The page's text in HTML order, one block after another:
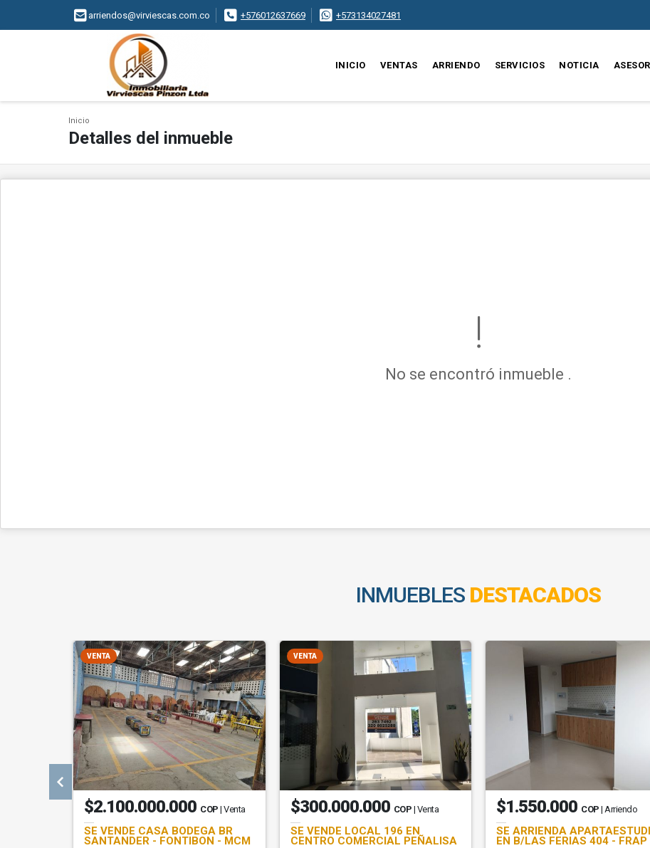
arriendos@virviescas.com.co +576012637669 +573134027481
INICIO VENTAS ARRIENDO SERVICIOS NOTICIA ASESOR
Inicio
Detalles del inmueble
No se encontró inmueble .
INMUEBLES DESTACADOS
VENTA
$2.100.000.000 COP | Venta
SE VENDE CASA BODEGA BR
SANTANDER - FONTIBON - MCM
VENTA
$300.000.000 COP | Venta
SE VENDE LOCAL 196 EN
CENTRO COMERCIAL PEÑALISA
$1.550.000 COP | Arriendo
SE ARRIENDA
EN B/LAS FERIAS 404 - FRAP